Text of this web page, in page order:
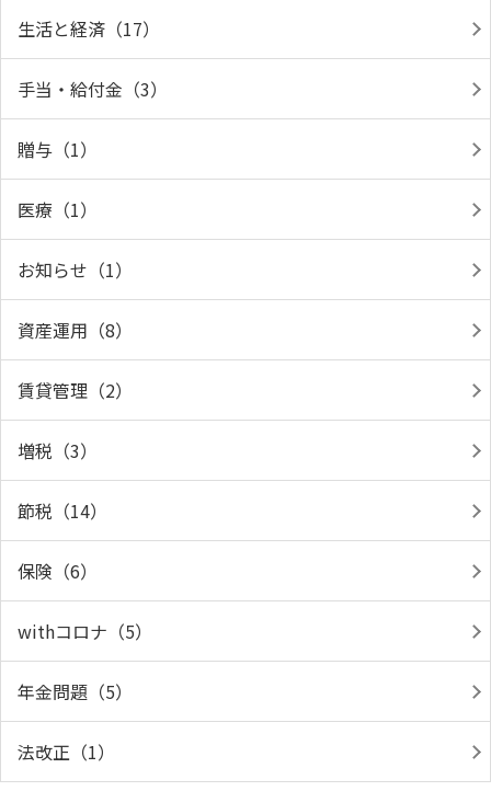
生活と経済（17）
手当・給付金（3）
贈与（1）
医療（1）
お知らせ（1）
資産運用（8）
賃貸管理（2）
増税（3）
節税（14）
保険（6）
withコロナ（5）
年金問題（5）
法改正（1）